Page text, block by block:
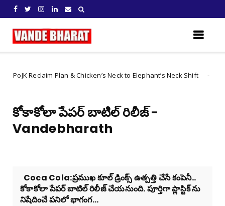
Plan & Chicken’s Neck to Elephant’s Neck Shift
కోకాకోలా పేపర్ బాటిల్ రిలీజ్ -
Vandebharath
Coca Cola:ప్రముఖ కూల్ డ్రింక్స్ ఉత్పత్తి చేసే కంపెనీ..
కోకాకోలా పేపర్ బాటిల్ రిలీజ్ చేయనుంది. పూర్తిగా ప్లాస్టిక్ ను
నిషేదించే పనిలో భాగంగ...